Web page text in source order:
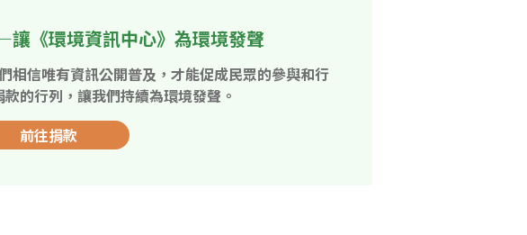
《環境資訊中心》為環境發聲
相信唯有資訊公開普及，才能促成民眾的參與和行
的行列，讓我們持續為環境發聲。
前往捐款